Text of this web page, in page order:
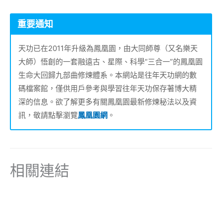
重要通知
天功已在2011年升級為鳳凰園，由大同師尊（又名樂天
大師）悟創的一套融遠古、星際、科學“三合一”的鳳凰園
生命大回歸九部曲修煉體系。本網站是往年天功網的數
碼檔案館，僅供用戶參考與學習往年天功保存著博大精
深的信息。欲了解更多有關鳳凰園最新修煉秘法以及資
訊，敬請點擊瀏覽鳳凰園網 。
相關連結